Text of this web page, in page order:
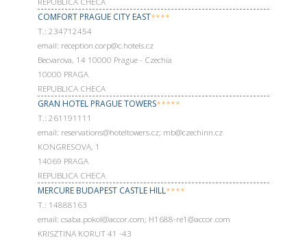
COMFORT PRAGUE CITY EAST****
Т.: 234712454
email: reception.corp@c.hotels.cz
Becvarova, 14 10000 Prague - Czechia
10000 PRAGA
REPUBLICA CHECA
GRAN HOTEL PRAGUE TOWERS*****
Т.: 261191111
email: reservations@hoteltowers.cz; mb@czechinn.cz
KONGRESOVA, 1
14069 PRAGA
REPUBLICA CHECA
MERCURE BUDAPEST CASTLE HILL****
Т.: 14888163
email: csaba.pokol@accor.com; H1688-re1@accor.com
KRISZTINA KORUT 41 -43